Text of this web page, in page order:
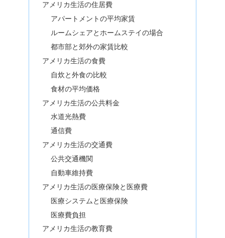
アメリカ生活の住居費
アパートメントの平均家賃
ルームシェアとホームステイの場合
都市部と郊外の家賃比較
アメリカ生活の食費
自炊と外食の比較
食材の平均価格
アメリカ生活の公共料金
水道光熱費
通信費
アメリカ生活の交通費
公共交通機関
自動車維持費
アメリカ生活の医療保険と医療費
医療システムと医療保険
医療費負担
アメリカ生活の教育費